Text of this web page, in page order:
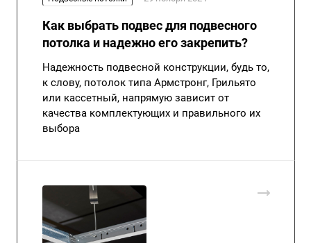
Как выбрать подвес для подвесного
потолка и надежно его закрепить?
Надежность подвесной конструкции, будь то,
к слову, потолок типа Армстронг, Грильято
или кассетный, напрямую зависит от
качества комплектующих и правильного их
выбора